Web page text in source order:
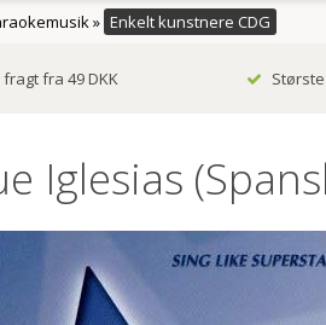
» Enkelt kunstnere CDG
fra 49 DKK
Iglesias